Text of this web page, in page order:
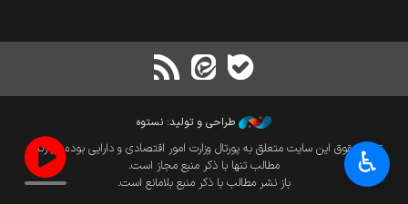
طراحی و تولید: نستوه
تمام حقوق این سایت متعلق به پورتال وزارت امور اقتصادی و دارایی بوده و بازنشر
مطالب تنها با ذکر منبع مجاز است.
باز نشر مطالب با ذکر منبع بلامانع است.
♿︎